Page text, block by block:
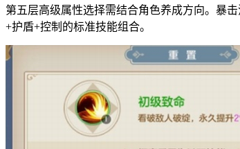
第五层高级属性选择需结合角色养成方向。暴
+护盾+控制的标准技能组合。